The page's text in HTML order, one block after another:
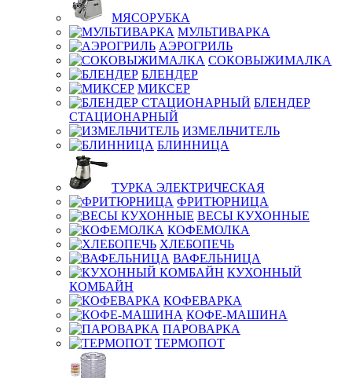
МЯСОРУБКА
МУЛЬТИВАРКА
АЭРОГРИЛЬ
СОКОВЫЖИМАЛКА
БЛЕНДЕР
МИКСЕР
БЛЕНДЕР
СТАЦИОНАРНЫЙ
ИЗМЕЛЬЧИТЕЛЬ
БЛИННИЦА
ТУРКА ЭЛЕКТРИЧЕСКАЯ
ФРИТЮРНИЦА
ВЕСЫ КУХОННЫЕ
КОФЕМОЛКА
ХЛЕБОПЕЧЬ
ВАФЕЛЬНИЦА
КУХОННЫЙ
КОМБАЙН
КОФЕВАРКА
КОФЕ-МАШИНА
ПАРОВАРКА
ТЕРМОПОТ